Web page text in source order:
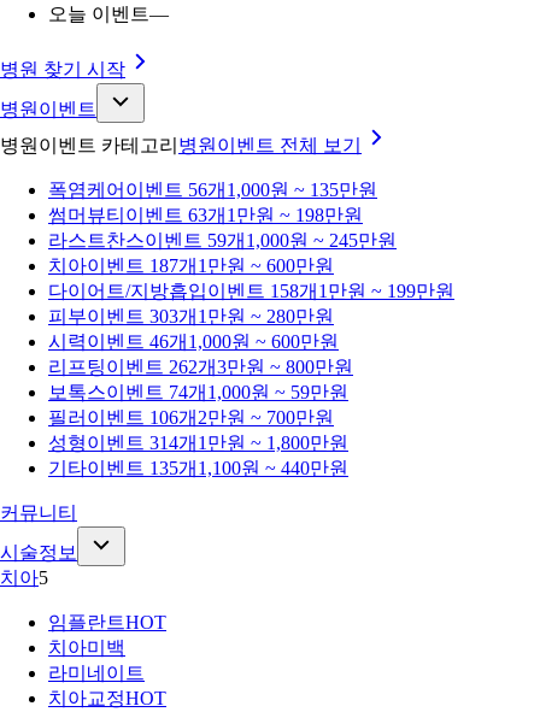
오늘 이벤트—
병원 찾기 시작
병원이벤트
병원이벤트 카테고리 병원이벤트 전체 보기
폭염케어 이벤트 56개 1,000원 ~ 135만원
썸머뷰티 이벤트 63개 1만원 ~ 198만원
라스트찬스이벤트 59개 1,000원 ~ 245만원
치아이벤트 187개 1만원 ~ 600만원
다이어트/지방흡입이벤트 158개 1만원 ~ 199만원
피부이벤트 303개 1만원 ~ 280만원
시력이벤트 46개 1,000원 ~ 600만원
리프팅이벤트 262개3만원 ~ 800만원
보톡스이벤트 74개 1,000원 ~ 59만원
필러 이벤트 106개 2만원 ~ 700만원
성형이벤트 314개 1만원 ~ 1,800만원
기타이벤트 135개 1,100원 ~ 440만원
커뮤니티
시술정보
치아5
임플란트HOT
치아미백
라미네이트
치아교정HOT